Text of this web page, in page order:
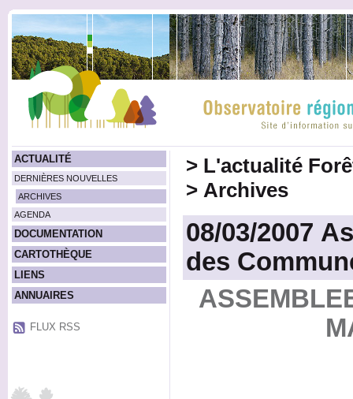
ACTUALITÉ
DERNIÈRES NOUVELLES
ARCHIVES
AGENDA
DOCUMENTATION
CARTOTHÈQUE
LIENS
ANNUAIRES
FLUX RSS
> L'actualité
> Archives
08/03/2007
des